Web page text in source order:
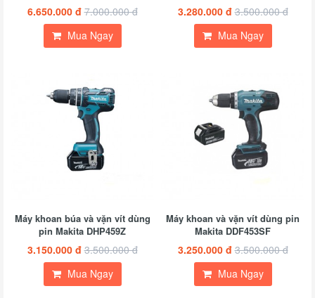
6.650.000 đ 7.000.000 đ
Mua Ngay
3.280.000 đ 3.500.000 đ
Mua Ngay
Máy khoan búa và vặn vít dùng
pin Makita DHP459Z
3.150.000 đ 3.500.000 đ
Mua Ngay
Máy khoan và vặn vít dùng pin
Makita DDF453SF
3.250.000 đ 3.500.000 đ
Mua Ngay